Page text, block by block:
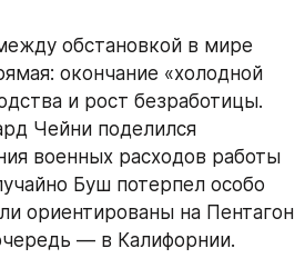
на первых порах — уйдет
и проблемы, которые
Джордж Буш, хотя
то мере забыты
что в вопросах, уже почти
новый президент
поиски решения
о сокращении
вот-вот должен быть